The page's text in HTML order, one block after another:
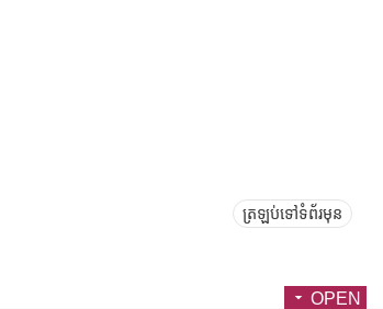
ត្រឡប់ទៅទំព័រមុន
OPEN